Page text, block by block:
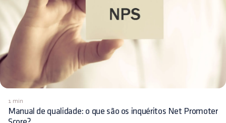
1 min
Manual de qualidade: o que são os inquéritos Net Promoter